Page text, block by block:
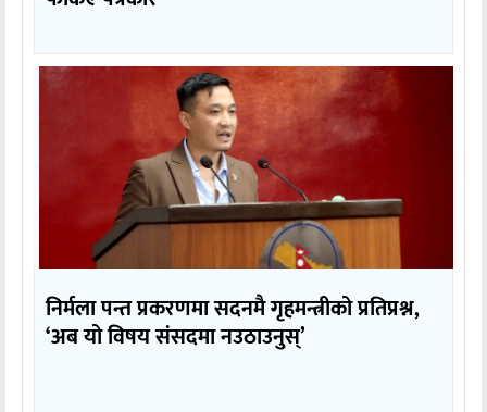
निर्मला पन्त प्रकरणमा सदनमै गृहमन्त्रीको प्रतिप्रश्न,
‘अब यो विषय संसदमा नउठाउनुस्’